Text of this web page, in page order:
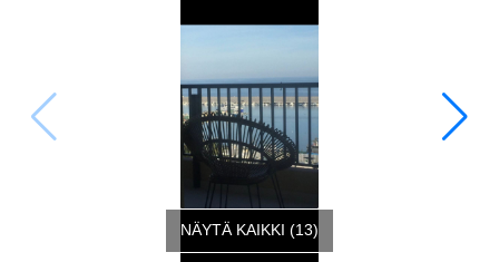
NÄYTÄ KAIKKI (13)